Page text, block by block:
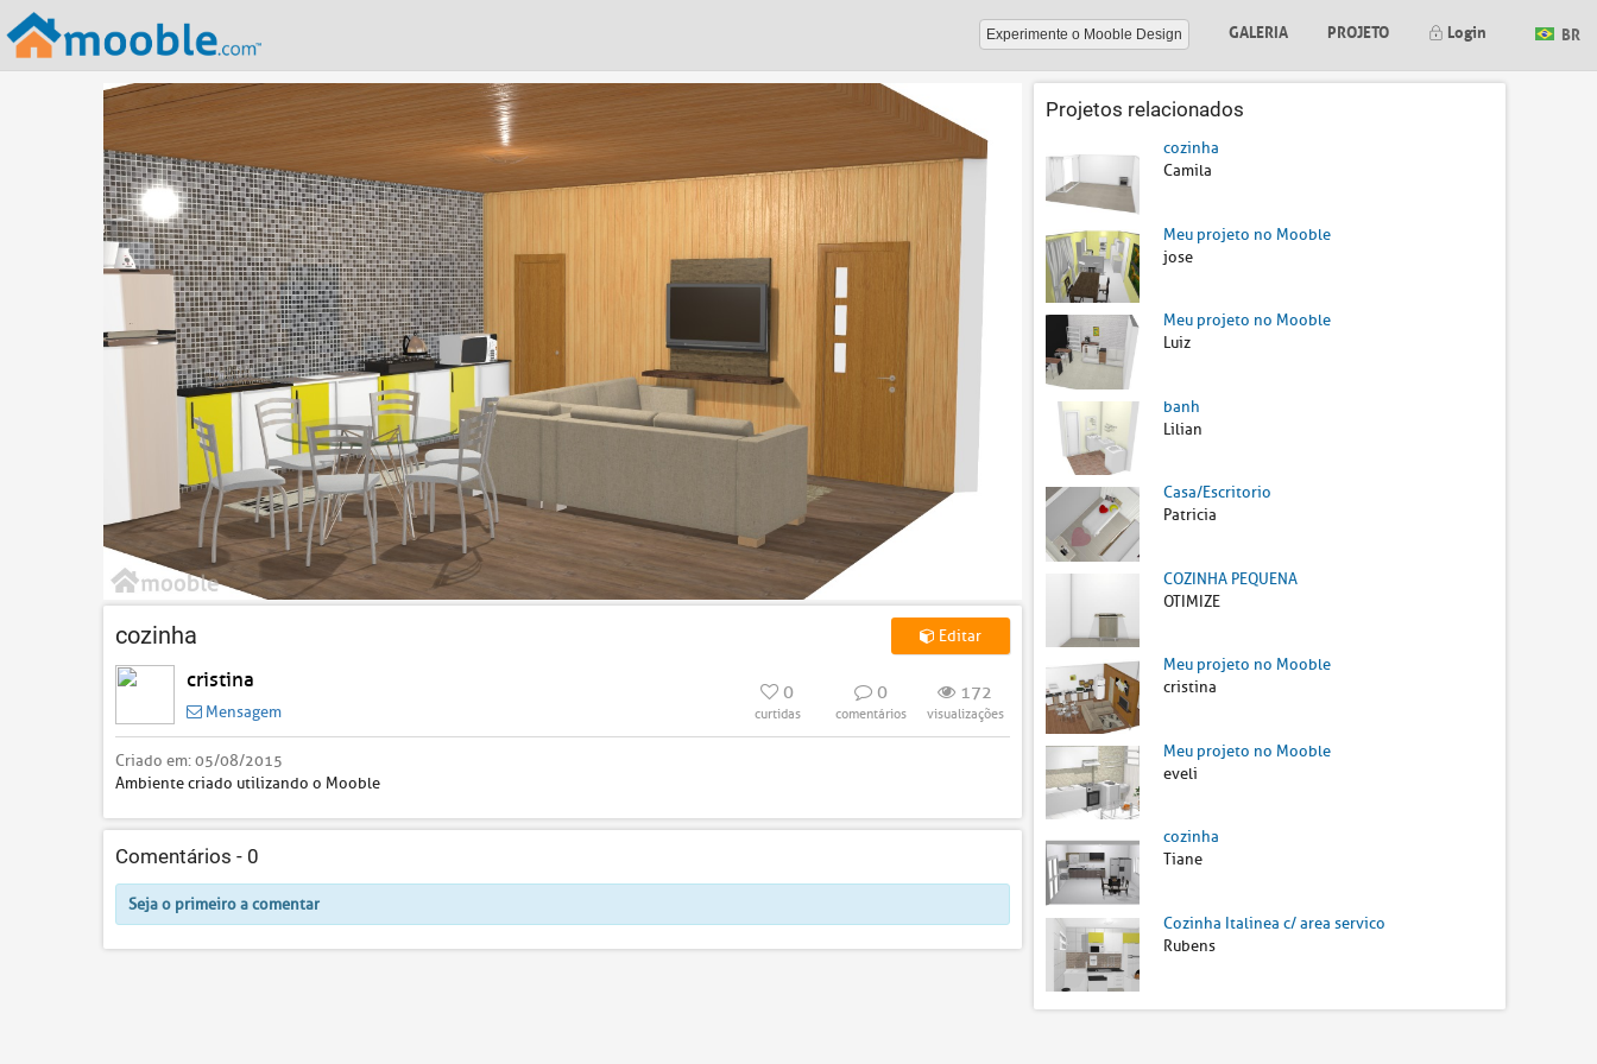
Experimente o Mooble Design GALERIA PROJETO Login BR
cozinha Editar
cristina
Mensagem
0
curtidas
0
comentários
172
visualizações
Criado em:05/08/2015
Ambiente criado utilizando o Mooble
Comentários - 0
Seja o primeiro a comentar
Projetos relacionados
cozinha
Camila
Meu projeto no Mooble
jose
Meu projeto no Mooble
Luiz
banh
Lilian
Casa/Escritorio
Patricia
COZINHA PEQUENA
OTIMIZE
Meu projeto no Mooble
cristina
Meu projeto no Mooble
eveli
cozinha
Tiane
Cozinha Italinea c/ area servico
Rubens